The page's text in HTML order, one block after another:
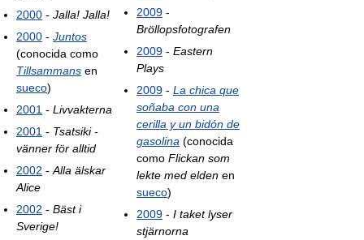
2000 - Jalla! Jalla!
2000 - Juntos
(conocida como
Tillsammans en
sueco)
2001 - Livvakterna
2001 - Tsatsiki -
vänner för alltid
2002 - Alla älskar
Alice
2002 - Bäst i
Sverige!
2009 -
Bröllopsfotografen
2009 - Eastern
Plays
2009 - La chica que
soñaba con una
cerilla y un bidón de
gasolina (conocida
como Flickan som
lekte med elden en
sueco)
2009 - I taket lyser
stjärnorna